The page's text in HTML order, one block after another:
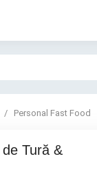
Personal Fast Food